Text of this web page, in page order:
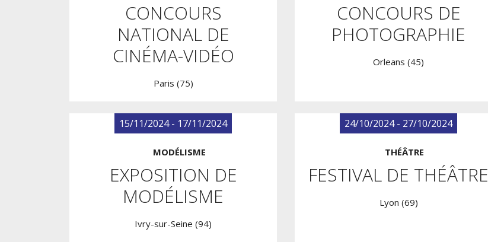
CONCOURS
NATIONAL DE
CINÉMA-VIDÉO
Paris (75)
CONCOURS DE
PHOTOGRAPHIE
Orleans (45)
15/11/2024 - 17/11/2024
MODÉLISME
EXPOSITION DE
MODÉLISME
Ivry-sur-Seine (94)
24/10/2024 - 27/10/2024
THÉÂTRE
FESTIVAL DE THÉÂTRE
Lyon (69)